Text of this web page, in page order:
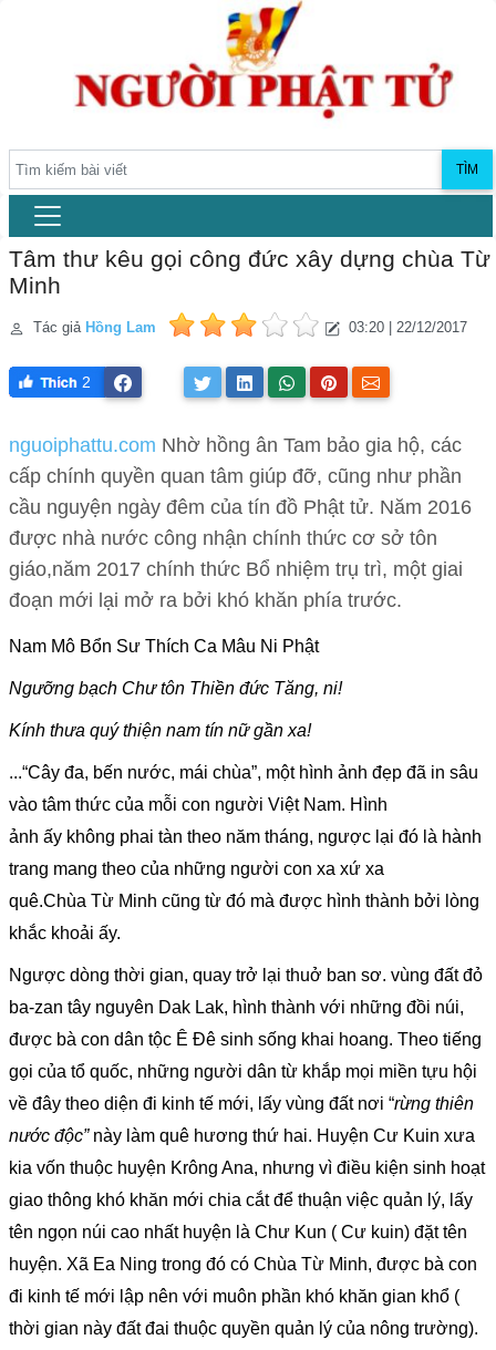
TÌM
Tâm thư kêu gọi công đức xây dựng chùa Từ
Minh
Tác giả Hồng Lam 03:20 | 22/12/2017
2
nguoiphattu.com Nhờ hồng ân Tam bảo gia hộ, các
cấp chính quyền quan tâm giúp đỡ, cũng như phần
cầu nguyện ngày đêm của tín đồ Phật tử. Năm 2016
được nhà nước công nhận chính thức cơ sở tôn
giáo,năm 2017 chính thức Bổ nhiệm trụ trì, một giai
đoạn mới lại mở ra bởi khó khăn phía trước.
Nam Mô Bổn Sư Thích Ca Mâu Ni Phật
Ngưỡng bạch Chư tôn Thiền đức Tăng, ni!
Kính thưa quý thiện nam tín nữ gần xa!
...“Cây đa, bến nước, mái chùa”, một hình ảnh đẹp đã in sâu
vào tâm thức của mỗi con người Việt Nam. Hình
ảnh ấy không phai tàn theo năm tháng, ngược lại đó là hành
trang mang theo của những người con xa xứ xa
quê.Chùa Từ Minh cũng từ đó mà được hình thành bởi lòng
khắc khoải ấy.
Ngược dòng thời gian, quay trở lại thuở ban sơ. vùng đất đỏ
ba-zan tây nguyên Dak Lak, hình thành với những đồi núi,
được bà con dân tộc Ê Đê sinh sống khai hoang. Theo tiếng
gọi của tổ quốc, những người dân từ khắp mọi miền tựu hội
về đây theo diện đi kinh tế mới, lấy vùng đất nơi “rừng thiên
nước độc”này làm quê hương thứ hai. Huyện Cư Kuin xưa
kia vốn thuộc huyện Krông Ana, nhưng vì điều kiện sinh hoạt
giao thông khó khăn mới chia cắt để thuận việc quản lý, lấy
tên ngọn núi cao nhất huyện là Chư Kun ( Cư kuin) đặt tên
huyện. Xã Ea Ning trong đó có Chùa Từ Minh, được bà con
đi kinh tế mới lập nên với muôn phần khó khăn gian khổ (
thời gian này đất đai thuộc quyền quản lý của nông trường).